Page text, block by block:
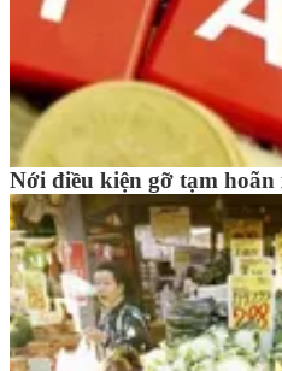
Nới điều kiện gỡ tạm